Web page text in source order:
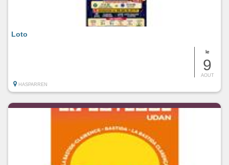
le
9
AOUT
Loto
HASPARREN